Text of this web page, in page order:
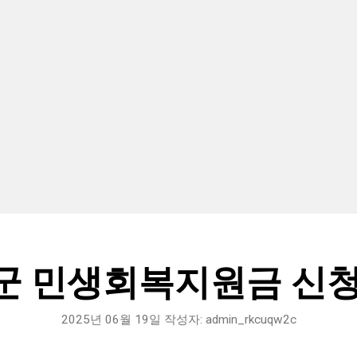
민생회복지원금 신
2025년 06월 19일 작성자: admin_rkcuqw2c